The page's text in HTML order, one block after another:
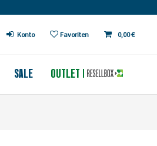
Konto Favoriten 0,00 €
SALE OUTLET